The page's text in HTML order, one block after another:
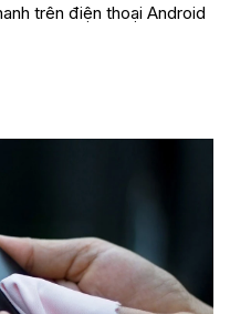
trên điện thoại Android